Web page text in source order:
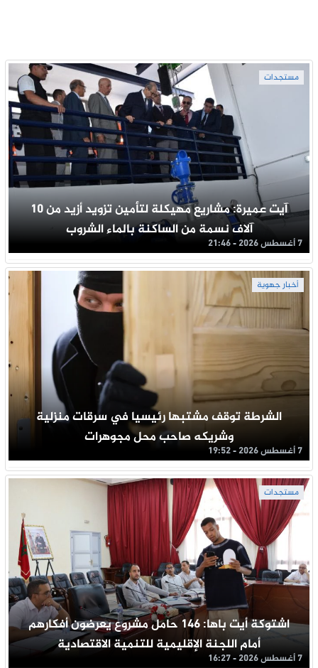
مستجدات
آيت عميرة: مشاريع مهيكلة لتأمين تزويد أزيد من 10
آلاف نسمة من الساكنة بالماء الشروب
7 أغسطس 2026 - 21:46
أخبار جهوية
الشرطة توقف مشتبها رئيسيا في سرقات منزلية
وشريكه صاحب محل مجوهرات
7 أغسطس 2026 - 19:52
مستجدات
اشتوكة أيت باها: 146 حامل مشروع يعرضون أفكارهم
أمام اللجنة الإقليمية للتنمية الاقتصادية
7 أغسطس 2026 - 16:27